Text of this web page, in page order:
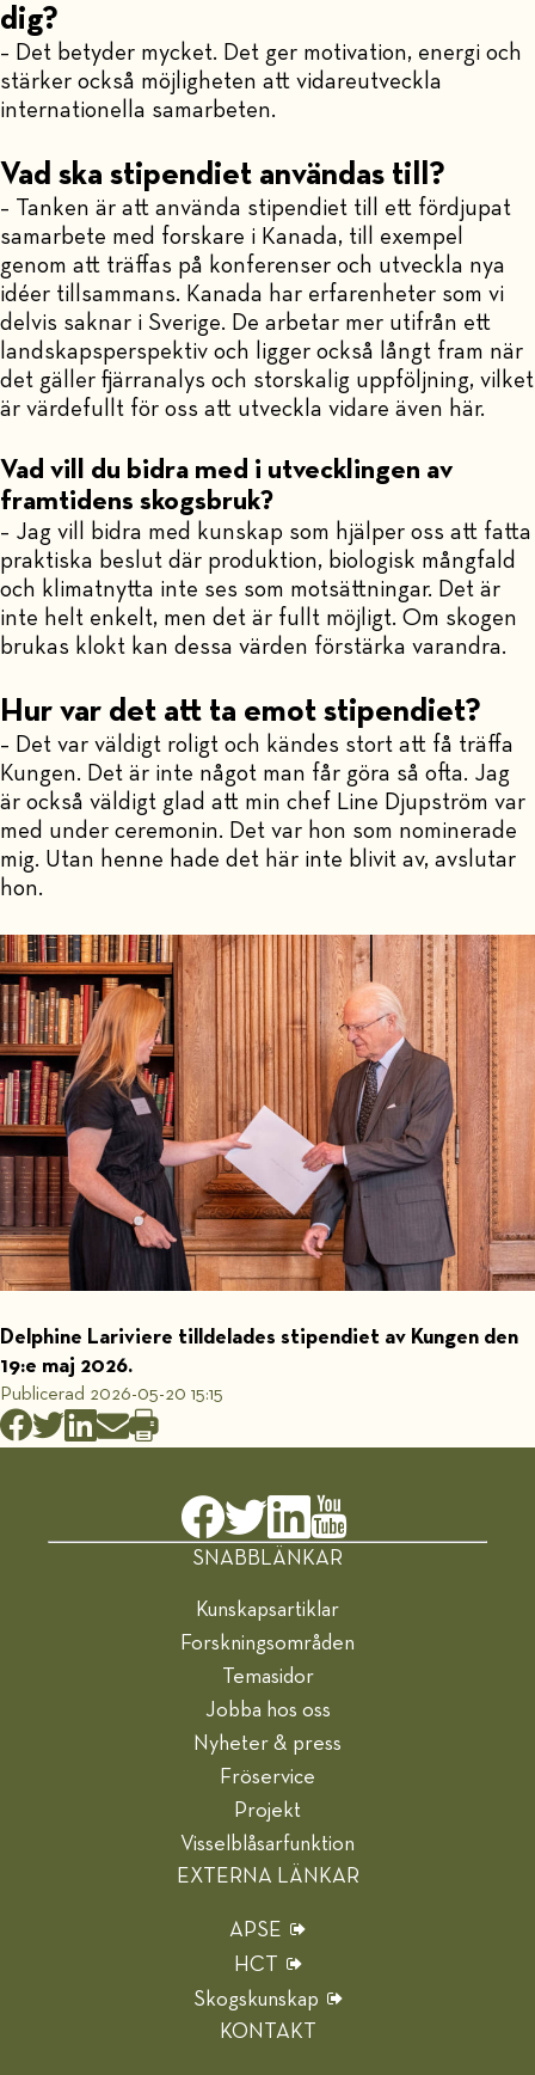
dig?
– Det betyder mycket. Det ger motivation, energi och
stärker också möjligheten att vidareutveckla
internationella samarbeten.
Vad ska stipendiet användas till?
– Tanken är att använda stipendiet till ett fördjupat
samarbete med forskare i Kanada, till exempel
genom att träffas på konferenser och utveckla nya
idéer tillsammans. Kanada har erfarenheter som vi
delvis saknar i Sverige. De arbetar mer utifrån ett
landskapsperspektiv och ligger också långt fram när
det gäller fjärranalys och storskalig uppföljning, vilket
är värdefullt för oss att utveckla vidare även här.
Vad vill du bidra med i utvecklingen av
framtidens skogsbruk?
– Jag vill bidra med kunskap som hjälper oss att fatta
praktiska beslut där produktion, biologisk mångfald
och klimatnytta inte ses som motsättningar. Det är
inte helt enkelt, men det är fullt möjligt. Om skogen
brukas klokt kan dessa värden förstärka varandra.
Hur var det att ta emot stipendiet?
– Det var väldigt roligt och kändes stort att få träffa
Kungen. Det är inte något man får göra så ofta. Jag
är också väldigt glad att min chef Line Djupström var
med under ceremonin. Det var hon som nominerade
mig. Utan henne hade det här inte blivit av, avslutar
hon.
Delphine Lariviere tilldelades stipendiet av Kungen den
19:e maj 2026.
Publicerad 2026-05-20 15:15
SNABBLÄNKAR
Kunskapsartiklar
Forskningsområden
Temasidor
Jobba hos oss
Nyheter & press
Fröservice
Projekt
Visselblåsarfunktion
EXTERNA LÄNKAR
APSE
HCT
Skogskunskap
KONTAKT